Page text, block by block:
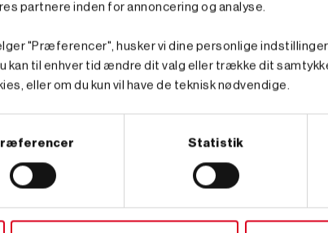
partnere inden for annoncering og analyse.
"Præferencer", husker vi dine personlige
kan til enhver tid ændre dit valg eller trække dit
eller om du kun vil have de teknisk nødvendige.
Statistik